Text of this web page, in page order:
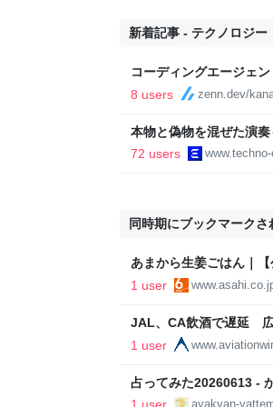
新着記事 - テクノロジー
コーディングエージェ
8 users
zenn.dev/
本物と偽物を混ぜた演
ティ機関」をClaude
72 users
同時期にブックマークさ
あまから生姜ごはん｜
日放送テレビ
1 user
JAL、CA飲酒で遅延
1 user
占ってみた20260613 -
ayakyan-